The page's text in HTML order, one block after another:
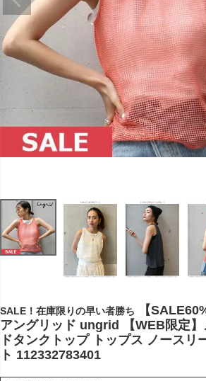
SALE！在庫限りの早い者勝ち
【
アングリッド ungrid 【WEB限定
ドタンクトップ トップス ノースリ
ト 112332783401